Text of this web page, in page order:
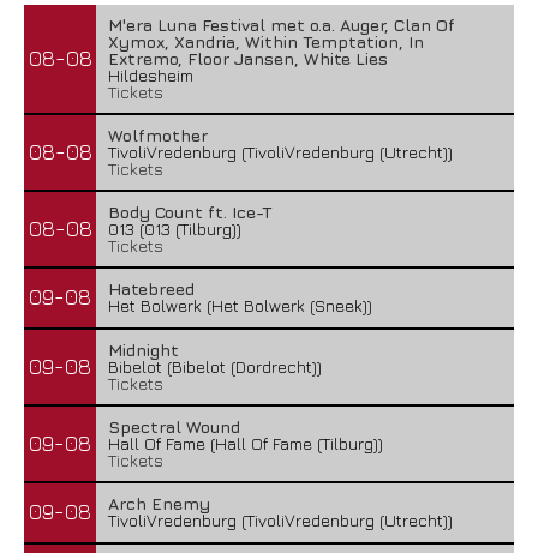
08-08
M'era Luna Festival met o.a. Auger, Clan Of
Xymox, Xandria, Within Temptation, In
Extremo, Floor Jansen, White Lies
Hildesheim
Tickets
08-08
Wolfmother
TivoliVredenburg (TivoliVredenburg (Utrecht))
Tickets
08-08
Body Count ft. Ice-T
013 (013 (Tilburg))
Tickets
09-08
Hatebreed
Het Bolwerk (Het Bolwerk (Sneek))
09-08
Midnight
Bibelot (Bibelot (Dordrecht))
Tickets
09-08
Spectral Wound
Hall Of Fame (Hall Of Fame (Tilburg))
Tickets
09-08
Arch Enemy
TivoliVredenburg (TivoliVredenburg (Utrecht))